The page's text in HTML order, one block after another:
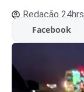
Redação 24hrs
Facebook